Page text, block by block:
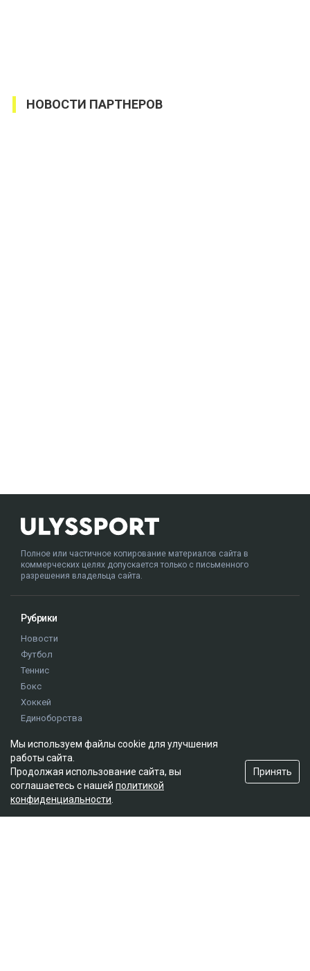
НОВОСТИ ПАРТНЕРОВ
Полное или частичное копирование материалов сайта в
коммерческих целях допускается только с письменного
разрешения владельца сайта.
Рубрики
Новости
Футбол
Теннис
Бокс
Хоккей
Единоборства
Олимпиада
Редакция
Мы используем файлы cookie для улучшения
работы сайта.
Продолжая использование сайта, вы
соглашаетесь с нашей политикой
конфиденциальности
Принять